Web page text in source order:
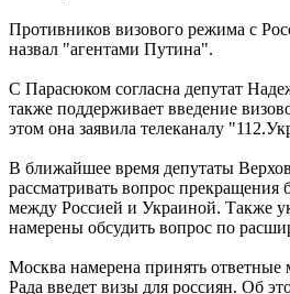
Противников визового режима с
назвал "агентами Путина".
С Парасюком согласна депутат
также поддерживает введение
этом она заявила телеканалу
В ближайшее время депутаты
рассматривать вопрос прекращения
между Россией и Украиной. Также
намерены обсудить вопрос по
Москва намерена принять ответные
Рада введет визы для россиян. Об